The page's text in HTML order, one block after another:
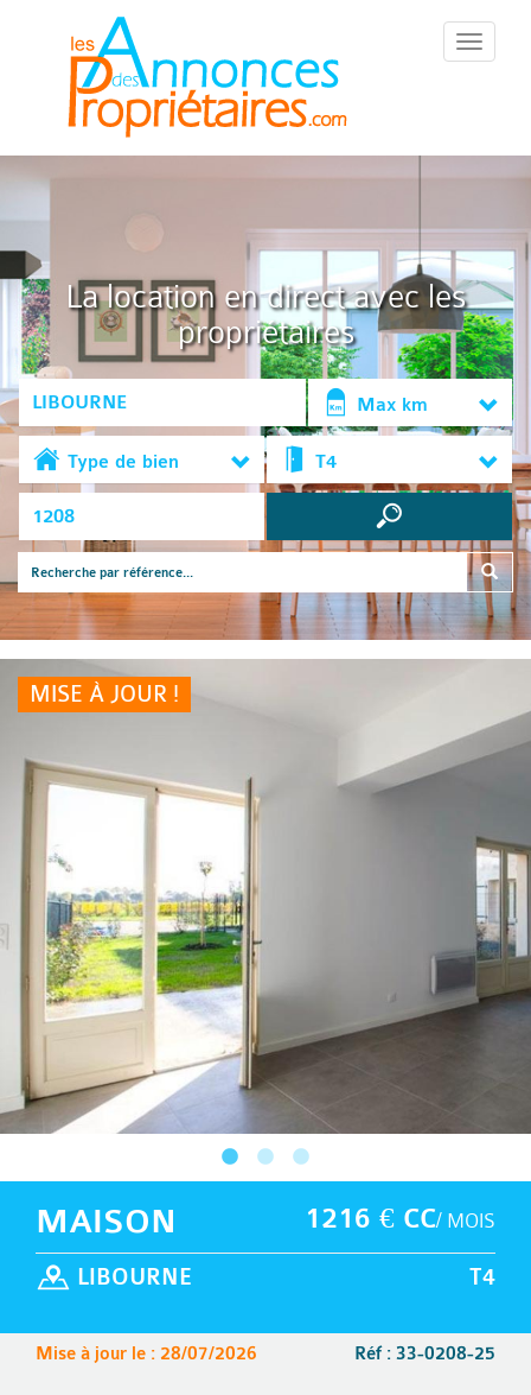
::Menu::
La location en direct avec les
propriétaires
Max km
Type de bien T4
MISE À JOUR !
1216 € CC/ MOIS
MAISON
T4
LIBOURNE
Réf : 33-0208-25
Mise à jour le : 28/07/2026